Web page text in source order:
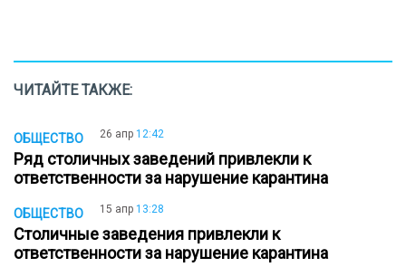
ЧИТАЙТЕ ТАКЖЕ:
ОБЩЕСТВО 26 апр 12:42
Ряд столичных заведений привлекли к
ответственности за нарушение карантина
ОБЩЕСТВО 15 апр 13:28
Столичные заведения привлекли к
ответственности за нарушение карантина